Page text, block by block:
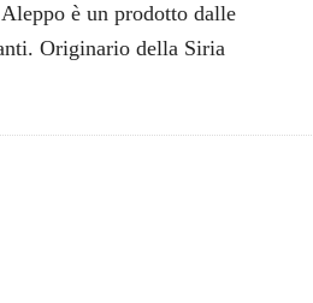
è un prodotto dalle
Originario della Siria